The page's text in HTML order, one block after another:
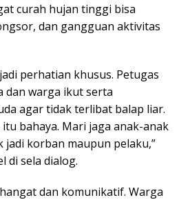
curah hujan tinggi bisa
dan gangguan aktivitas
perhatian khusus. Petugas
dan warga ikut serta
agar tidak terlibat balap liar.
bahaya. Mari jaga anak-anak
jadi korban maupun pelaku,”
di sela dialog.
dan komunikatif. Warga